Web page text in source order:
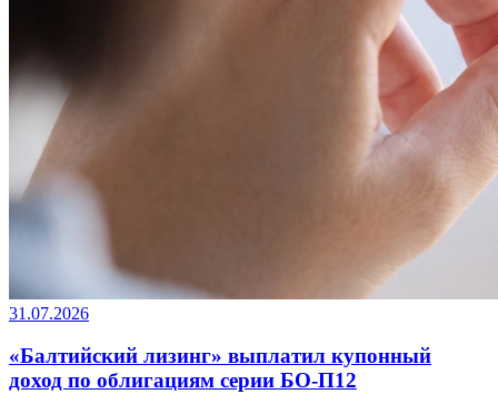
31.07.2026
«Балтийский лизинг» выплатил купонный
доход по облигациям серии БО-П12